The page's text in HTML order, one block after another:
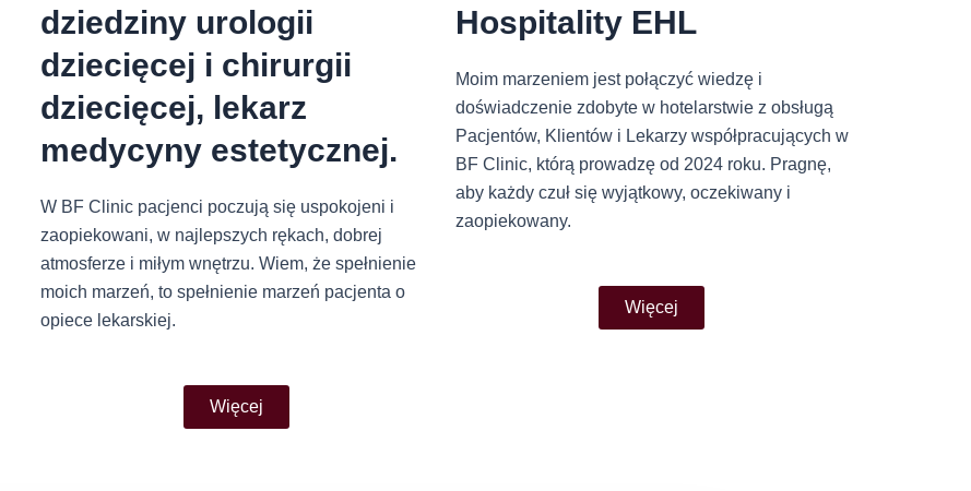
dziedziny urologii
dziecięcej i chirurgii
dziecięcej, lekarz
medycyny estetycznej.
W BF Clinic pacjenci poczują się uspokojeni i
zaopiekowani, w najlepszych rękach, dobrej
atmosferze i miłym wnętrzu. Wiem, że spełnienie
moich marzeń, to spełnienie marzeń pacjenta o
opiece lekarskiej.
Więcej
Hospitality EHL
Moim marzeniem jest połączyć wiedzę i
doświadczenie zdobyte w hotelarstwie z obsługą
Pacjentów, Klientów i Lekarzy współpracujących w
BF Clinic, którą prowadzę od 2024 roku. Pragnę,
aby każdy czuł się wyjątkowy, oczekiwany i
zaopiekowany.
Więcej